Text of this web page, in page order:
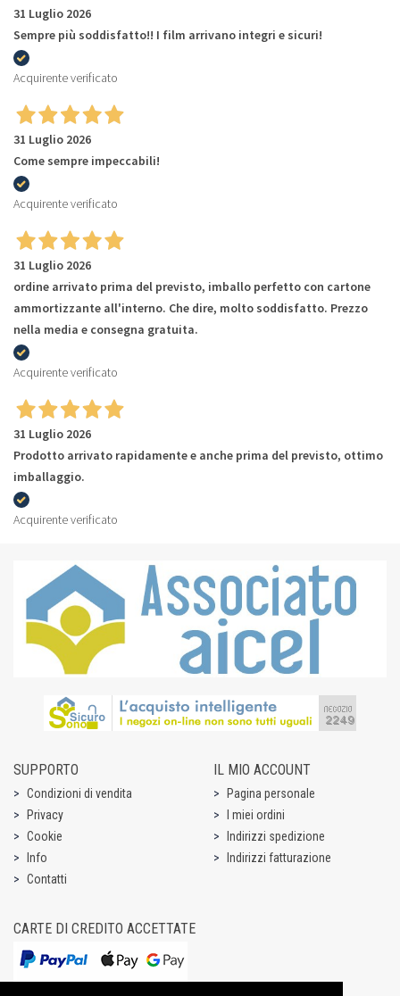
31 Luglio 2026
Sempre più soddisfatto!! I film arrivano integri e sicuri!
Acquirente verificato
31 Luglio 2026
Come sempre impeccabili!
Acquirente verificato
31 Luglio 2026
ordine arrivato prima del previsto, imballo perfetto con cartone
ammortizzante all'interno. Che dire, molto soddisfatto. Prezzo
nella media e consegna gratuita.
Acquirente verificato
31 Luglio 2026
Prodotto arrivato rapidamente e anche prima del previsto, ottimo
imballaggio.
Acquirente verificato
SUPPORTO
Condizioni di vendita
Privacy
Cookie
Info
Contatti
IL MIO ACCOUNT
Pagina personale
I miei ordini
Indirizzi spedizione
Indirizzi fatturazione
CARTE DI CREDITO ACCETTATE